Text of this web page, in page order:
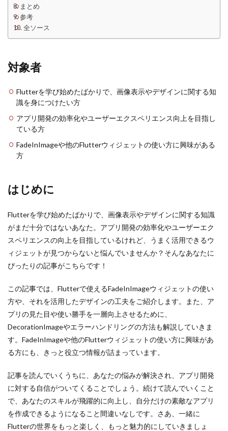
まとめ
参考
全ソース
対象者
Flutterを学び始めたばかりで、画像表示やデザインに関する知
識を身につけたい方
アプリ開発の効率化やユーザーエクスペリエンス向上を目指し
ている方
FadeInImageや他のFlutterウィジェットの使い方に興味がある
方
はじめに
Flutterを学び始めたばかりで、画像表示やデザインに関する知識
がまだ十分ではないあなた。アプリ開発の効率化やユーザーエク
スペリエンスの向上を目指しているけれど、うまく活用できるウ
ィジェットが見つからないと悩んでいませんか？そんなあなたに
ぴったりの記事がこちらです！
この記事では、Flutterで使えるFadeInImageウィジェットの使い
方や、それを活用したデザインの工夫をご紹介します。また、ア
プリの見た目や使い勝手を一層向上させるために、
DecorationImageやエラーハンドリングの方法も解説していきま
す。FadeInImageや他のFlutterウィジェットの使い方に興味があ
る方にも、きっと役立つ情報が詰まっています。
記事を読んでいくうちに、あなたの悩みが解決され、アプリ開発
に対する自信がついてくることでしょう。続けて読んでいくこと
で、あなたのスキルが飛躍的に向上し、自分だけの素敵なアプリ
を作成できるようになること間違いなしです。さあ、一緒に
Flutterの世界をもっと楽しく、もっと魅力的にしていきましょ